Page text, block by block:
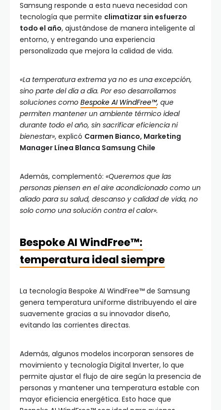
Samsung responde a esta nueva necesidad con
tecnología que permite climatizar sin esfuerzo
todo el año, ajustándose de manera inteligente al
entorno, y entregando una experiencia
personalizada que mejora la calidad de vida.
«La temperatura extrema ya no es una excepción,
sino parte del día a día. Por eso desarrollamos
soluciones como Bespoke AI WindFree™, que
permiten mantener un ambiente térmico ideal
durante todo el año, sin sacrificar eficiencia ni
bienestar», explicó Carmen Bianco, Marketing
Manager Línea Blanca Samsung Chile
Además, complementó: «Queremos que las
personas piensen en el aire acondicionado como un
aliado para su salud, descanso y calidad de vida, no
solo como una solución contra el calor».
Bespoke AI WindFree™:
temperatura ideal siempre
La tecnología Bespoke AI WindFree™ de Samsung
genera temperatura uniforme distribuyendo el aire
suavemente gracias a su innovador diseño,
evitando las corrientes directas.
Además, algunos modelos incorporan sensores de
movimiento y tecnología Digital Inverter, lo que
permite ajustar el flujo de aire según la presencia de
personas y mantener una temperatura estable con
mayor eficiencia energética. Esto hace que